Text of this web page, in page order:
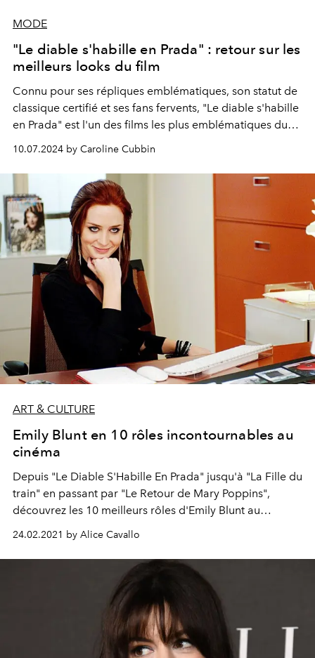
MODE
"Le diable s'habille en Prada" : retour sur les
meilleurs looks du film
Connu pour ses répliques emblématiques, son statut de
classique certifié et ses fans fervents, "Le diable s'habille
en Prada" est l'un des films les plus emblématiques du
à ses choix vestimentaires.
10.07.2024 by Caroline Cubbin
ART & CULTURE
Emily Blunt en 10 rôles incontournables au
cinéma
Depuis "Le Diable S'Habille En Prada" jusqu'à "La Fille du
train" en passant par "Le Retour de Mary Poppins",
découvrez les 10 meilleurs rôles d'Emily Blunt au
24.02.2021 by Alice Cavallo